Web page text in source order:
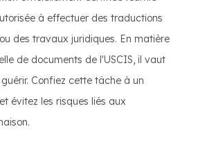
à effectuer des traductions
des travaux juridiques. En matière
de documents de l'USCIS, il vaut
Confiez cette tâche à un
évitez les risques liés aux